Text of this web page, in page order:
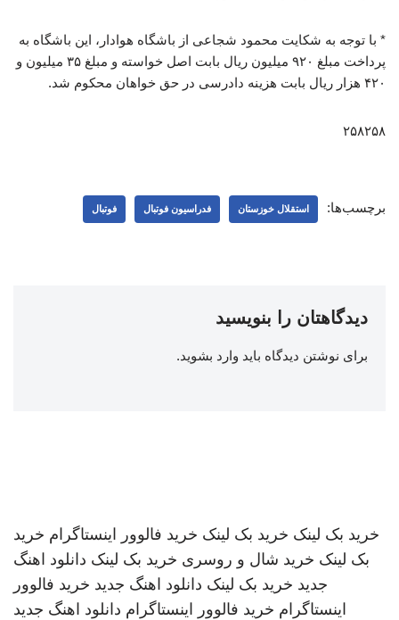
* با توجه به شکایت محمود شجاعی از باشگاه هوادار، این باشگاه به
پرداخت مبلغ ۹۲۰ میلیون ریال بابت اصل خواسته و مبلغ ۳۵ میلیون و
۴۲۰ هزار ریال بابت هزینه دادرسی در حق خواهان محکوم شد.
۲۵۸۲۵۸
برچسب‌ها: استقلال خوزستان فدراسیون فوتبال فوتبال
دیدگاهتان را بنویسید
برای نوشتن دیدگاه باید وارد بشوید.
خرید بک لینک خرید بک لینک خرید فالوور اینستاگرام خرید
بک لینک خرید شال و روسری خرید بک لینک دانلود اهنگ
جدید خرید بک لینک دانلود اهنگ جدید خرید فالوور
اینستاگرام خرید فالوور اینستاگرام دانلود اهنگ جدید